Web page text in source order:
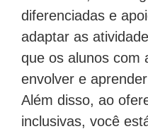
diferenciadas e
adaptar as
que os alunos com
envolver e
Além disso, ao
inclusivas, você